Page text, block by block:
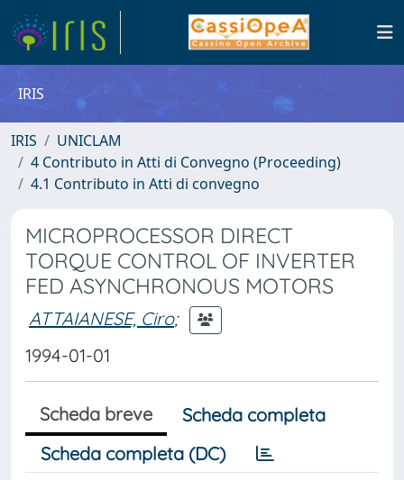
IRIS
IRIS
UNICLAM
4 Contributo in Atti di Convegno (Proceeding)
4.1 Contributo in Atti di convegno
MICROPROCESSOR DIRECT
TORQUE CONTROL OF INVERTER
FED ASYNCHRONOUS MOTORS
ATTAIANESE, Ciro;
1994-01-01
Scheda breve
Scheda completa
Scheda completa (DC)